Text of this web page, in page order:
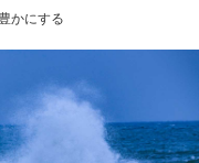
かにする